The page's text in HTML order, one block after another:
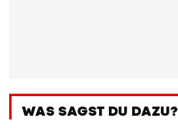
WAS SAGST DU DAZU?